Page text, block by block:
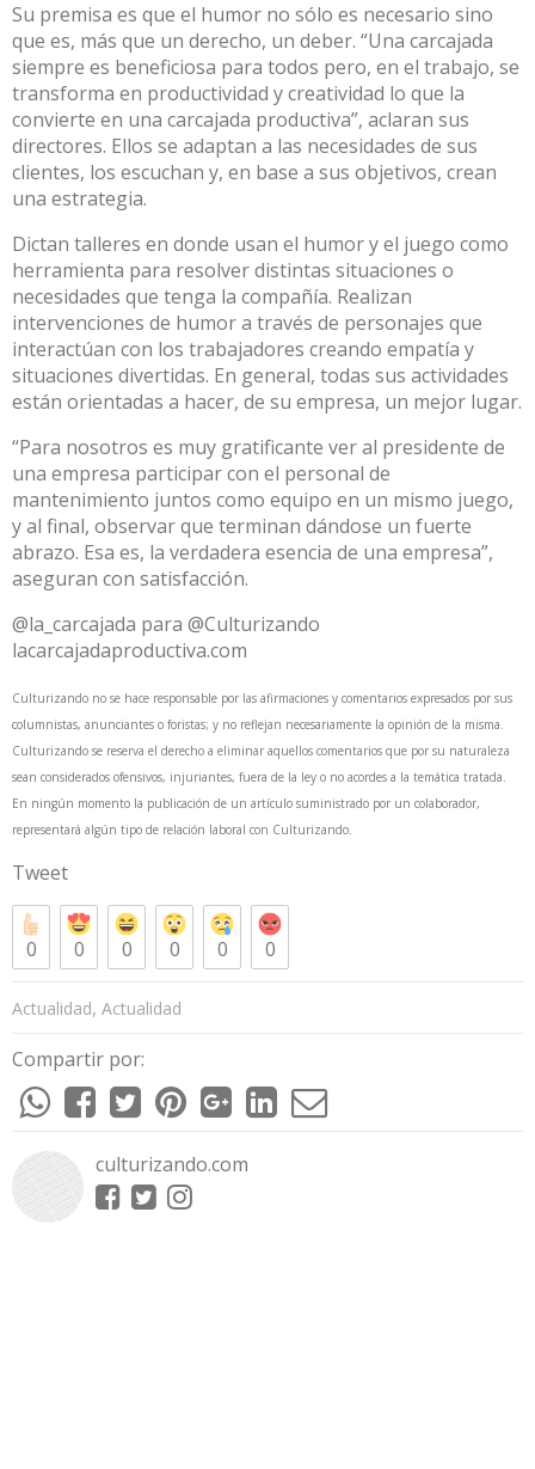
Su premisa es que el humor no sólo es necesario sino
que es, más que un derecho, un deber. “Una carcajada
siempre es beneficiosa para todos pero, en el trabajo, se
transforma en productividad y creatividad lo que la
convierte en una carcajada productiva”, aclaran sus
directores. Ellos se adaptan a las necesidades de sus
clientes, los escuchan y, en base a sus objetivos, crean
una estrategia.
Dictan talleres en donde usan el humor y el juego como
herramienta para resolver distintas situaciones o
necesidades que tenga la compañía. Realizan
intervenciones de humor a través de personajes que
interactúan con los trabajadores creando empatía y
situaciones divertidas. En general, todas sus actividades
están orientadas a hacer, de su empresa, un mejor lugar.
“Para nosotros es muy gratificante ver al presidente de
una empresa participar con el personal de
mantenimiento juntos como equipo en un mismo juego,
y al final, observar que terminan dándose un fuerte
abrazo. Esa es, la verdadera esencia de una empresa”,
aseguran con satisfacción.
@la_carcajada para @Culturizando
lacarcajadaproductiva.com
Culturizando no se hace responsable por las afirmaciones y comentarios expresados por sus
columnistas, anunciantes o foristas; y no reflejan necesariamente la opinión de la misma.
Culturizando se reserva el derecho a eliminar aquellos comentarios que por su naturaleza
sean considerados ofensivos, injuriantes, fuera de la ley o no acordes a la temática tratada.
En ningún momento la publicación de un artículo suministrado por un colaborador,
representará algún tipo de relación laboral con Culturizando.
Tweet
0 0 0 0 0 0
Actualidad, Actualidad
Compartir por:
culturizando.com